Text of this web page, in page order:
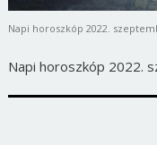
Napi horoszkóp 2022.
Napi horoszkóp 2022.